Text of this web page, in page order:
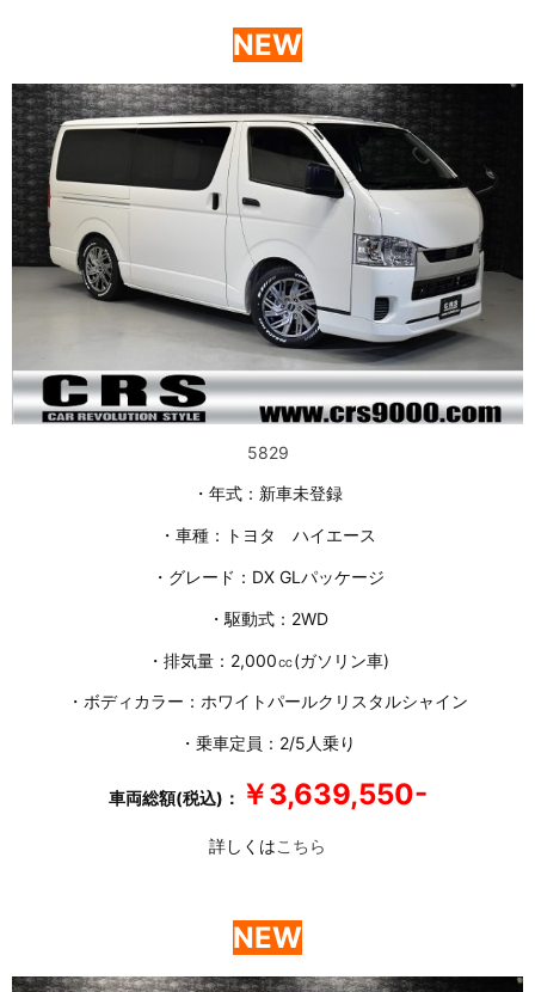
NEW
5829
・年式：新車未登録
・車種：トヨタ ハイエース
・グレード：DX GLパッケージ
・駆動式：2WD
・排気量：2,000㏄(ガソリン車)
・ボディカラー：ホワイトパールクリスタルシャイン
・乗車定員：2/5人乗り
車両総額(税込)： ￥3,639,550-
詳しくはこちら
NEW